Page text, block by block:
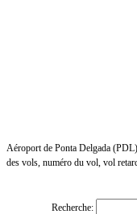
Aéroport de Ponta Delgada
des vols, numéro du vol, vol
Recherche: